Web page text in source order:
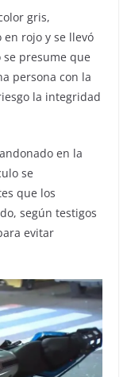
gris,
en rojo y se llevó
se presume que
persona con la
la integridad
en la
se
que los
según testigos
evitar